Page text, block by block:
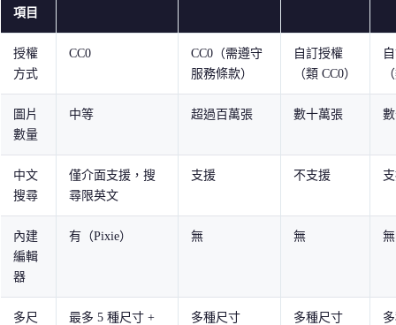
項目
授權
方式
CC0
CC0（需遵守
服務條款）
自訂授權
（類 CC0）
圖片
數量
中等 超過百萬張 數十萬張
中文
搜尋
僅介面支援，搜
尋限英文
支援 不支援
內建
編輯
器
有（Pixie） 無 無 無
多尺 最多 5 種尺寸 + 多種尺寸 多種尺寸